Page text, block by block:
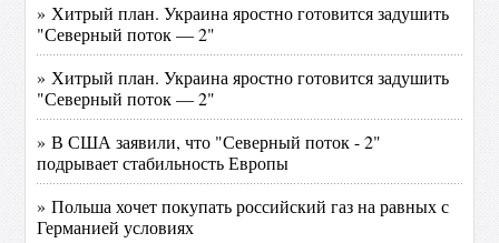
» Хитрый план. Украина яростно готовится задушить
"Северный поток — 2"
» Хитрый план. Украина яростно готовится задушить
"Северный поток — 2"
» В США заявили, что "Северный поток - 2"
подрывает стабильность Европы
» Польша хочет покупать российский газ на равных с
Германией условиях